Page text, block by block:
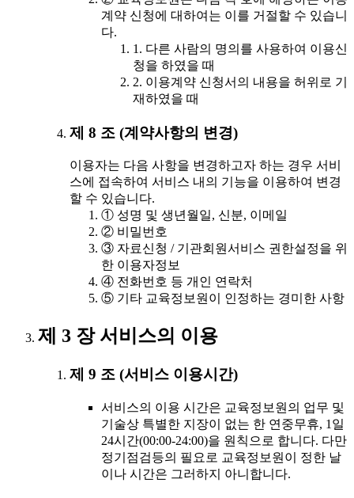
계약 신청에 대하여는 이를 거절할 수 있습니
다.
1. 다른 사람의 명의를 사용하여 이용신
청을 하였을 때
2. 이용계약 신청서의 내용을 허위로 기
재하였을 때
제 8 조 (계약사항의 변경)
이용자는 다음 사항을 변경하고자 하는 경우 서비
스에 접속하여 서비스 내의 기능을 이용하여 변경
할 수 있습니다.
① 성명 및 생년월일, 신분, 이메일
② 비밀번호
③ 자료신청 / 기관회원서비스 권한설정을 위
한 이용자정보
④ 전화번호 등 개인 연락처
⑤ 기타 교육정보원이 인정하는 경미한 사항
제 3 장 서비스의 이용
제 9 조 (서비스 이용시간)
서비스의 이용 시간은 교육정보원의 업무 및
기술상 특별한 지장이 없는 한 연중무휴, 1일
24시간(00:00-24:00)을 원칙으로 합니다. 다만
정기점검등의 필요로 교육정보원이 정한 날
이나 시간은 그러하지 아니합니다.